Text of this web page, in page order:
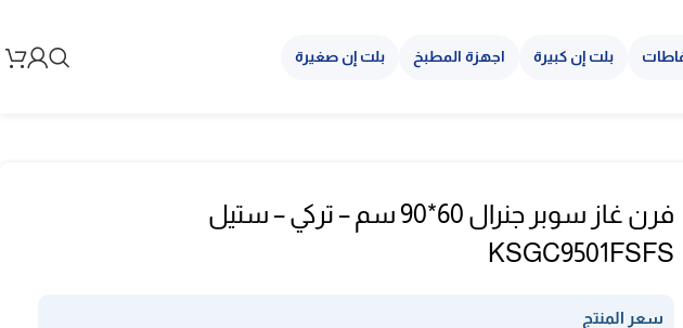
بلت إن كبيرة اجهزة المطبخ بلت إن صغيرة
فرن غاز سوبر جنرال 60*90 سم – تركي – ستيل
KSGC9501FSFS
سعر المنتج